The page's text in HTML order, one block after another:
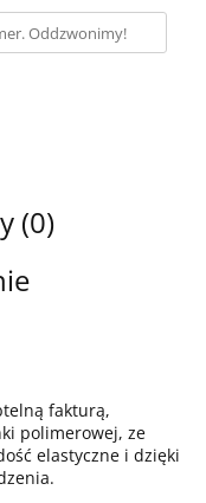
(0)
fakturą,
polimerowej, ze
elastyczne i dzięki